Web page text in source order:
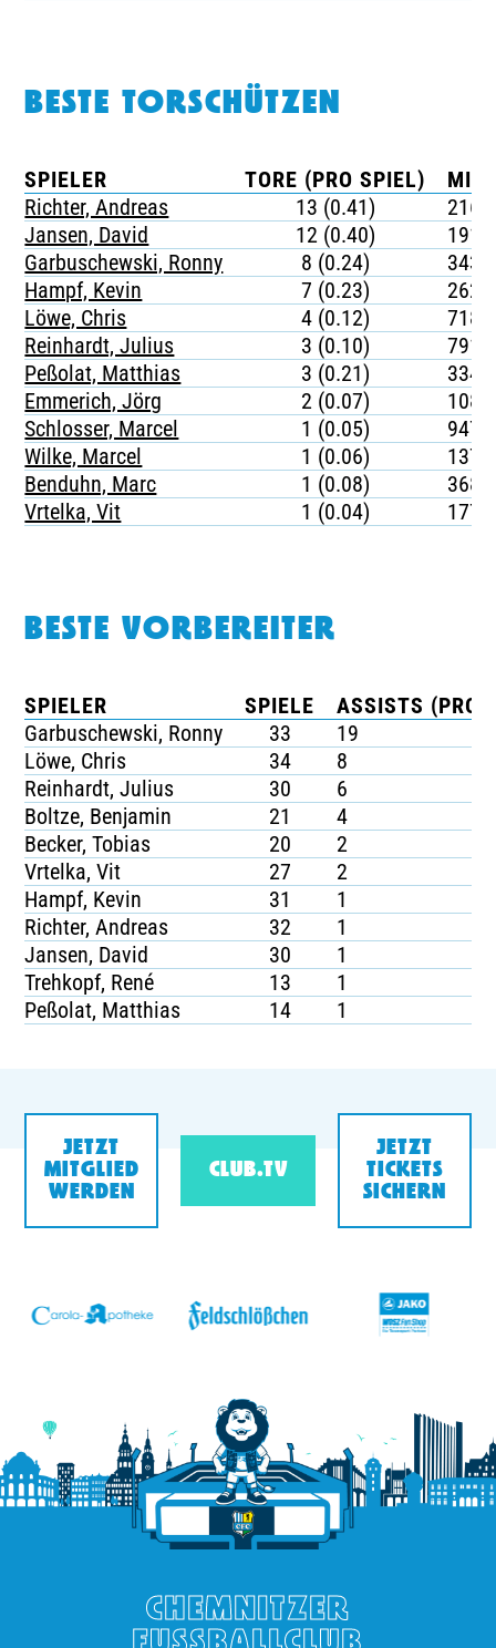
BESTE TORSCHÜTZEN
SPIELER TORE (PRO SPIEL)
Richter, Andreas
13 (0.41)
216
Jansen, David
12 (0.40)
191
Garbuschewski, Ronny
8 (0.24)
343
Hampf, Kevin
7 (0.23)
262
Löwe, Chris
4 (0.12)
718
Reinhardt, Julius
3 (0.10)
791
Peßolat, Matthias
3 (0.21)
334
Emmerich, Jörg
2 (0.07)
1083
Schlosser, Marcel
1 (0.05)
947
Wilke, Marcel
1 (0.06)
1374
Benduhn, Marc
1 (0.08)
368
Vrtelka, Vit
1 (0.04) 1774
BESTE VORBEREITER
SPIELER SPIELE
ASSISTS (PRO
Garbuschewski, Ronny
33
19
Löwe, Chris
34
8
Reinhardt, Julius
30
6
Boltze, Benjamin
21
4
Becker, Tobias
20
2
Vrtelka, Vit
27
2
Hampf, Kevin
31
1
Richter, Andreas
32
1
Jansen, David
30
1
Trehkopf, René
13
1
Peßolat, Matthias
14 1
JETZT
MITGLIED
WERDEN
CLUB.TV
JETZT
TICKETS
SICHERN
CHEMNITZER